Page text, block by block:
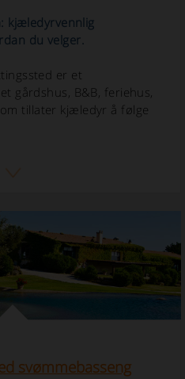
kjæledyrvennlig
du velger.
er et
gårdshus, B&B, feriehus,
tillater kjæledyr å følge
svømmebasseng